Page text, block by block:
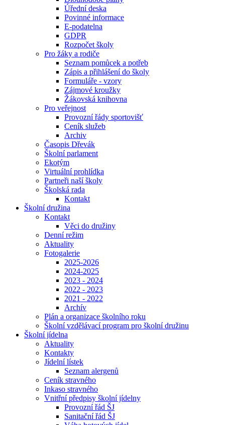
Úřední deska
Povinné informace
E-podatelna
GDPR
Rozpočet školy
Pro žáky a rodiče
Seznam pomůcek a potřeb
Zápis a přihlášení do školy
Formuláře - vzory
Zájmové kroužky
Žákovská knihovna
Pro veřejnost
Provozní řády sportovišť
Ceník služeb
Archiv
Časopis Dřevák
Školní parlament
Ekotým
Virtuální prohlídka
Partneři naší školy
Školská rada
Kontakt
Školní družina
Kontakt
Věci do družiny
Denní režim
Aktuality
Fotogalerie
2025-2026
2024-2025
2023 - 2024
2022 - 2023
2021 - 2022
Archív
Plán a organizace školního roku
Školní vzdělávací program pro školní družinu
Školní jídelna
Aktuality
Kontakty
Jídelní lístek
Seznam alergenů
Ceník stravného
Inkaso stravného
Vnitřní předpisy školní jídelny
Provozní řád ŠJ
Sanitační řád ŠJ